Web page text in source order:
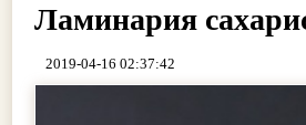
Ламинария
2019-04-16 02:37:42